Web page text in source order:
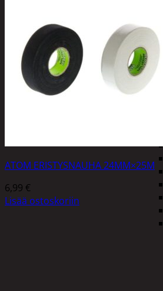
ATOM ERISTYSNAUHA 24MM×25M
6,99 €
Lisää ostoskoriin